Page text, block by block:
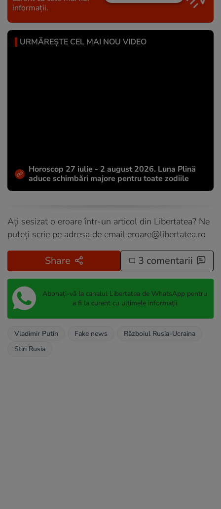
informații.
URMĂREȘTE CEL MAI NOU VIDEO
Horoscop 27 iulie - 2 august 2026. Luna Plină
aduce schimbări majore pentru toate zodiile
Ați sesizat o eroare într-un articol din Libertatea? Ne
puteți scrie pe adresa de email eroare@libertatea.ro
Share 3 comentarii
Abonați-vă la canalul Libertatea de WhatsApp pentru
a fi la curent cu ultimele informații
Vladimir Putin Fake news
Războiul Rusia-Ucraina
Stiri Rusia